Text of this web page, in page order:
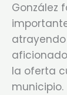
González
la oferta
municipio.